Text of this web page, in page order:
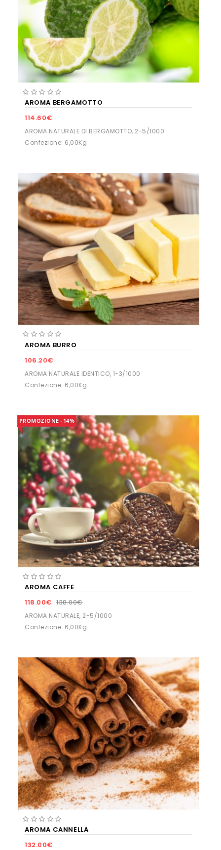
AROMA BERGAMOTTO
114.60€
AROMA NATURALE DI BERGAMOTTO, 2-5/1000
Confezione: 6,00Kg
AROMA BURRO
106.20€
AROMA NATURALE IDENTICO, 1-3/1000
Confezione: 6,00Kg
AROMA CAFFÈ
PROMOZIONE-14%
118.00€ 138.00€
AROMA NATURALE, 2-5/1000
Confezione: 6,00Kg
AROMA CANNELLA
132.00€